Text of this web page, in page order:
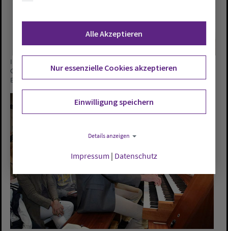
In seiner Predigt nahm Pfarrer Nico Szameitat die
Gottesdienstgemeinde mit auf eine Zeitreise und versuchte, den
Ereignissen um die Himmelfahrt Jesu nachzugehen.
Alle Akzeptieren
Nur essenzielle Cookies akzeptieren
Einwilligung speichern
Details anzeigen
Impressum | Datenschutz